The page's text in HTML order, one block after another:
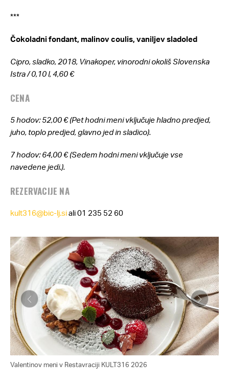
***
Čokoladni fondant, malinov coulis, vaniljev sladoled
Cipro, sladko, 2018, Vinakoper, vinorodni okoliš Slovenska
Istra /0,10 l, 4,60 €
CENA
5 hodov: 52,00 € (Pet hodni meni vključuje hladno predjed,
juho, toplo predjed, glavno jed in sladico).
7 hodov: 64,00 € (Sedem hodni meni vključuje vse
navedene jedi.).
REZERVACIJE NA
kult316@bic-lj.siali 01 235 52 60
Valentinov meni v Restavraciji KULT316 2026